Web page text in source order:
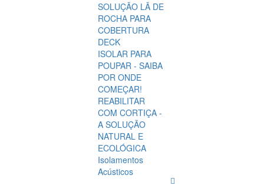
SOLUÇÃO LÃ DE
ROCHA PARA
COBERTURA
DECK
ISOLAR PARA
POUPAR - SAIBA
POR ONDE
COMEÇAR!
REABILITAR
COM CORTIÇA -
A SOLUÇÃO
NATURAL E
ECOLÓGICA
Isolamentos
Acústicos